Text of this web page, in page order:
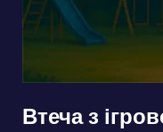
Втеча з